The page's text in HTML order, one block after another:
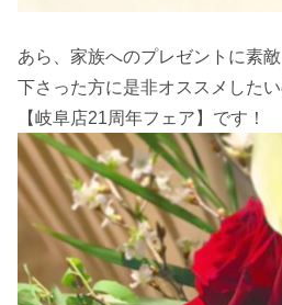
あら、家族へのプレゼントに素
下さった方に是非オススメした
【岐阜店21周年フェア】です！